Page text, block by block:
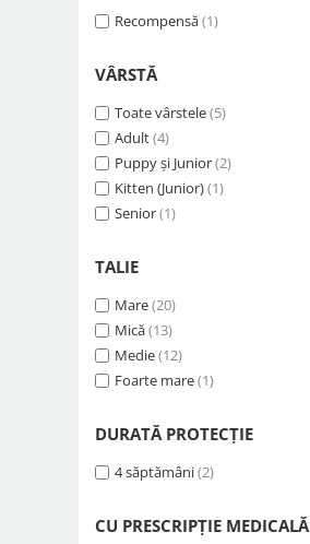
100 ml(3)
30 ml(3)
10 ml (3)
240 comprimate
40 comprimate (3)
30 capsule (2)
150 g(2)
50 ml
500 g
(1)
360 comprimate
1000 g
(1)
80 comprimate
270 comprimate
12 blistere(1)
120 capsule(1)
Recompensă(1)
VÂRSTĂ
Toate vârstele(5)
Adult(4)
Puppy și Junior(2)
Kitten (Junior)(1)
Senior(1)
TALIE
Mare(20)
Mică(13)
Medie(12)
Foarte mare(1)
DURATĂ PROTECȚIE
4 săptămâni(2)
CU PRESCRIPȚIE MEDICALĂ